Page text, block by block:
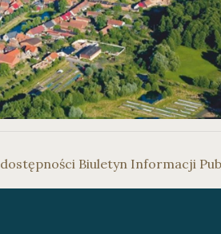
Biuletyn Informacji